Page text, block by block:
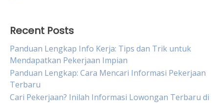
Recent Posts
Panduan Lengkap Info Kerja: Tips dan Trik untuk
Mendapatkan Pekerjaan Impian
Panduan Lengkap: Cara Mencari Informasi Pekerjaan
Terbaru
Cari Pekerjaan? Inilah Informasi Lowongan Terbaru di